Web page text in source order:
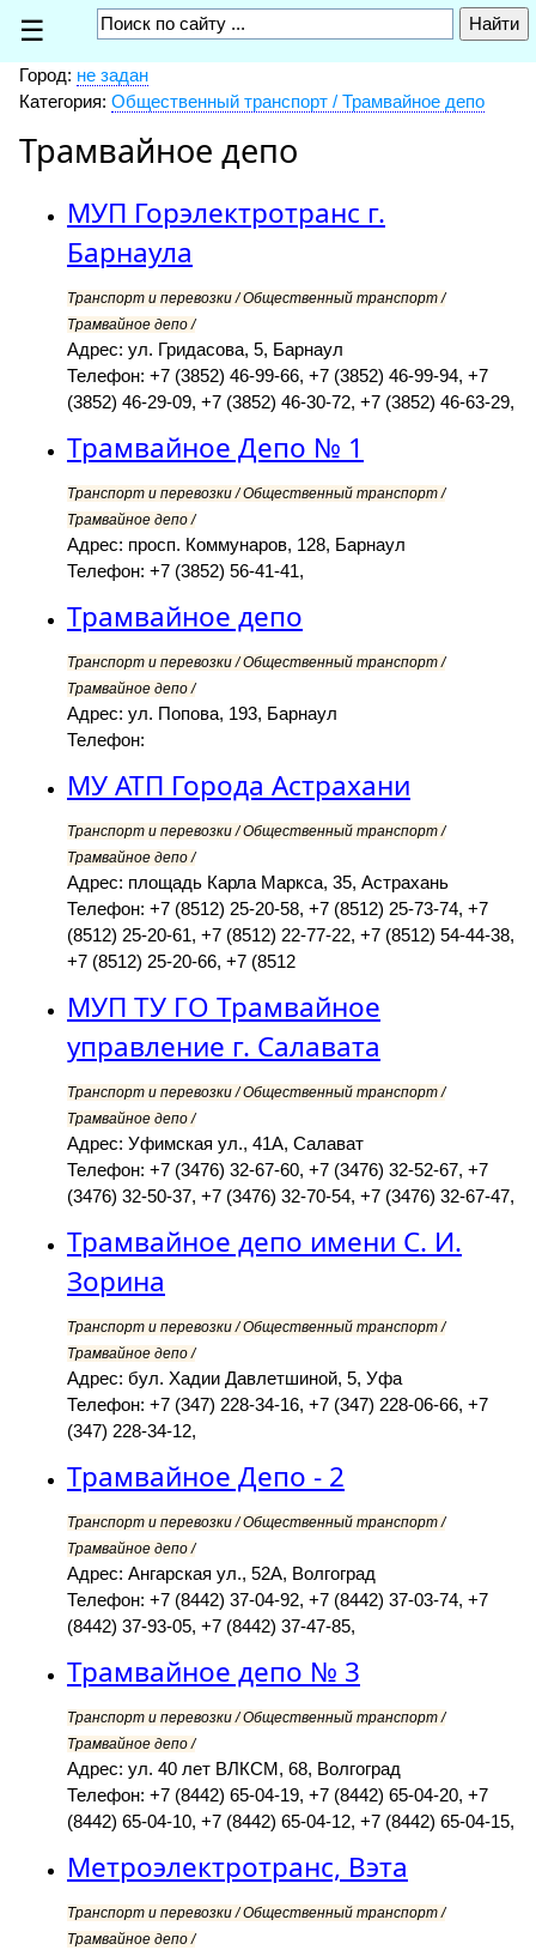
☰
Город: не задан
Категория: Общественный транспорт / Трамвайное депо
Трамвайное депо
МУП Горэлектротранс г.
Барнаула
Транспорт и перевозки / Общественный транспорт /
Трамвайное депо /
Адрес: ул. Гридасова, 5, Барнаул
Телефон: +7 (3852) 46-99-66, +7 (3852) 46-99-94, +7
(3852) 46-29-09, +7 (3852) 46-30-72, +7 (3852) 46-63-29,
Трамвайное Депо № 1
Транспорт и перевозки / Общественный транспорт /
Трамвайное депо /
Адрес: просп. Коммунаров, 128, Барнаул
Телефон: +7 (3852) 56-41-41,
Трамвайное депо
Транспорт и перевозки / Общественный транспорт /
Трамвайное депо /
Адрес: ул. Попова, 193, Барнаул
Телефон:
МУ АТП Города Астрахани
Транспорт и перевозки / Общественный транспорт /
Трамвайное депо /
Адрес: площадь Карла Маркса, 35, Астрахань
Телефон: +7 (8512) 25-20-58, +7 (8512) 25-73-74, +7
(8512) 25-20-61, +7 (8512) 22-77-22, +7 (8512) 54-44-38,
+7 (8512) 25-20-66, +7 (8512
МУП ТУ ГО Трамвайное
управление г. Салавата
Транспорт и перевозки / Общественный транспорт /
Трамвайное депо /
Адрес: Уфимская ул., 41А, Салават
Телефон: +7 (3476) 32-67-60, +7 (3476) 32-52-67, +7
(3476) 32-50-37, +7 (3476) 32-70-54, +7 (3476) 32-67-47,
Трамвайное депо имени С. И.
Зорина
Транспорт и перевозки / Общественный транспорт /
Трамвайное депо /
Адрес: бул. Хадии Давлетшиной, 5, Уфа
Телефон: +7 (347) 228-34-16, +7 (347) 228-06-66, +7
(347) 228-34-12,
Трамвайное Депо - 2
Транспорт и перевозки / Общественный транспорт /
Трамвайное депо /
Адрес: Ангарская ул., 52А, Волгоград
Телефон: +7 (8442) 37-04-92, +7 (8442) 37-03-74, +7
(8442) 37-93-05, +7 (8442) 37-47-85,
Трамвайное депо № 3
Транспорт и перевозки / Общественный транспорт /
Трамвайное депо /
Адрес: ул. 40 лет ВЛКСМ, 68, Волгоград
Телефон: +7 (8442) 65-04-19, +7 (8442) 65-04-20, +7
(8442) 65-04-10, +7 (8442) 65-04-12, +7 (8442) 65-04-15,
Метроэлектротранс, Вэта
Транспорт и перевозки / Общественный транспорт /
Трамвайное депо /